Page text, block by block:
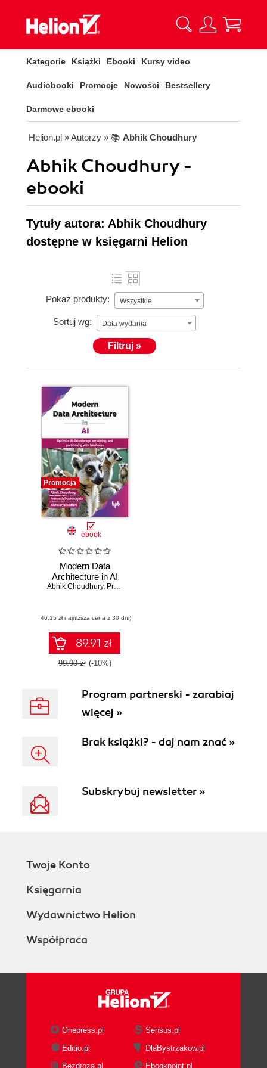
Kategorie Książki Ebooki Kursy video
Audiobooki Promocje Nowości Bestsellery
Darmowe ebooki
Helion.pl » Autorzy » 📚 Abhik Choudhury
Abhik Choudhury -
ebooki
Tytuły autora: Abhik Choudhury
dostępne w księgarni Helion
Pokaż produkty: Wszystkie
Sortuj wg: Data wydania
Filtruj »
Promocja
ebook
Modern Data
Architecture in AI
Abhik Choudhury, Praneeth Puchakayala
(46,15 zł najniższa cena z 30 dni)
89.91 zł
99.90 zł (-10%)
Program partnerski - zarabiaj
więcej »
Brak książki? - daj nam znać »
Subskrybuj newsletter »
Twoje Konto
Księgarnia
Wydawnictwo Helion
Współpraca
Onepress.pl
Sensus.pl
Editio.pl
DlaBystrzakow.pl
Bezdroza.pl
Ebookpoint.pl